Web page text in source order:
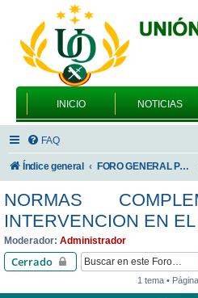
INICIO NOTICIAS
FAQ
Índice general FORO GENERAL PARA TODOS LOS USUARIOS
NORMAS
INTERVENCION EN
Moderador: Administrador
Cerrado
1 tema • Página